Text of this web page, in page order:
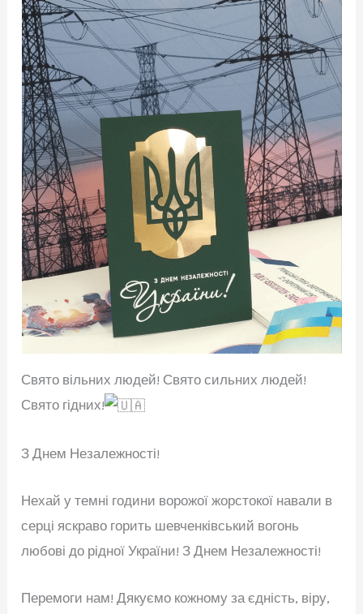
Свято вільних людей! Свято сильних людей!
Свято гідних!
З Днем Незалежності!
Нехай у темні години ворожої жорстокої навали в
серці яскраво горить шевченківський вогонь
любові до рідної України! З Днем Незалежності!
Перемоги нам! Дякуємо кожному за єдність, віру,